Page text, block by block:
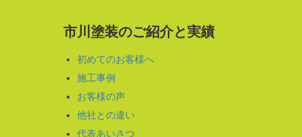
市川塗装のご紹介と実績
初めてのお客様へ
施工事例
お客様の声
他社との違い
代表あいさつ